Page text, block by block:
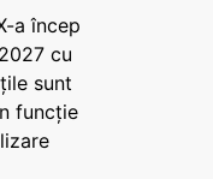
a încep
cu
sunt
funcție